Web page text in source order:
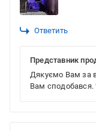
Ответить
Представник
Дякуємо Вам за
Вам